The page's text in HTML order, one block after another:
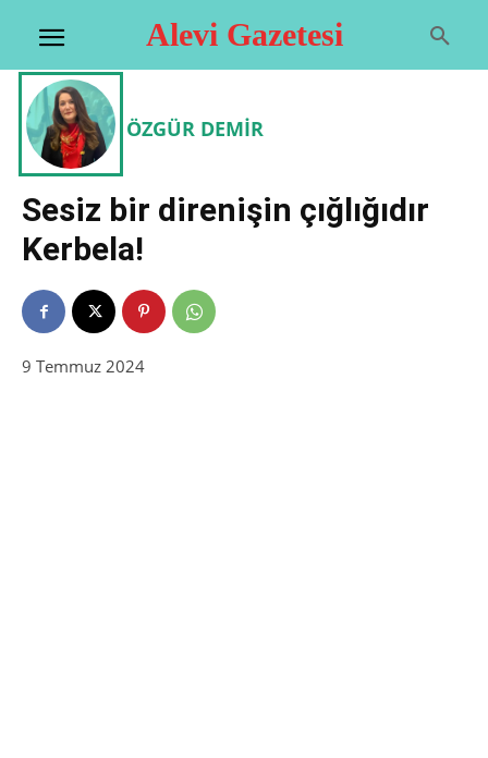
Alevi Gazetesi
ÖZGÜR DEMİR
Sesiz bir direnişin çığlığıdır
Kerbela!
9 Temmuz 2024